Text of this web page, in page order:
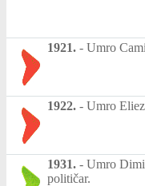
1921. - Umro
1922. - Umro
1931. - Umro
političar.